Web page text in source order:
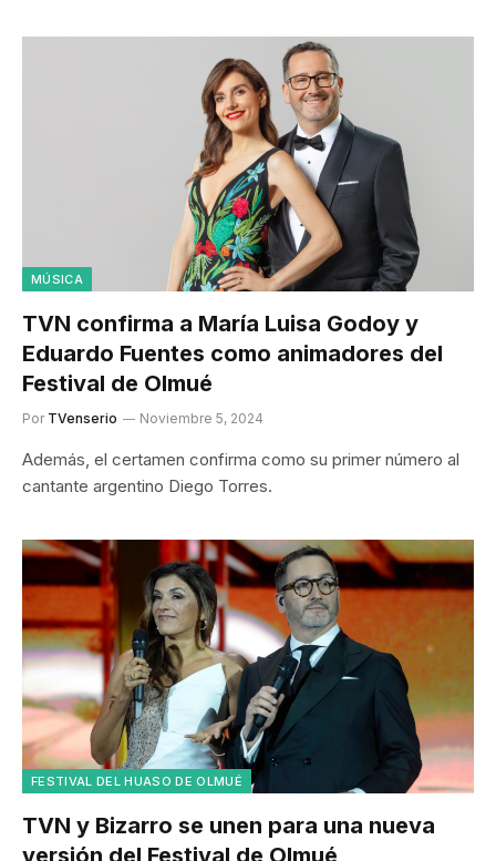
MÚSICA
TVN confirma a María Luisa Godoy y
Eduardo Fuentes como animadores del
Festival de Olmué
Por TVenserio Noviembre 5, 2024
Además, el certamen confirma como su primer número al
cantante argentino Diego Torres.
FESTIVAL DEL HUASO DE OLMUÉ
TVN y Bizarro se unen para una nueva
versión del Festival de Olmué